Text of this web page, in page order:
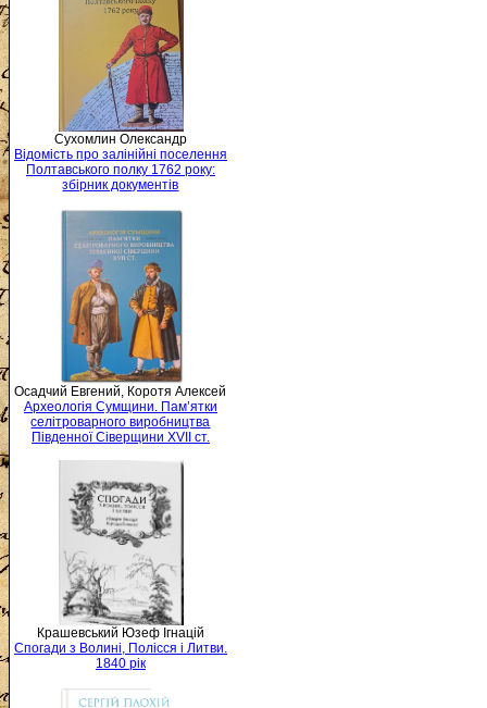
Сухомлин Олександр
Відомість про залінійні поселення
Полтавського полку 1762 року:
збірник документів
Осадчий Евгений, Коротя Алексей
Археологія Сумщини. Пам’ятки
селітроварного виробництва
Південної Сіверщини XVII ст.
Крашевський Юзеф Ігнацій
Спогади з Волині, Полісся і Литви.
1840 рік